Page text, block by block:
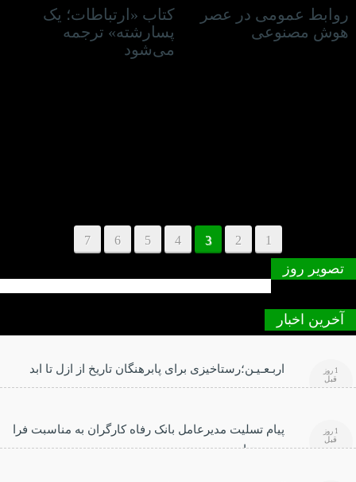
روابط عمومی در عصر
هوش مصنوعی
کتاب «ارتباطات؛ یک
پسارشته» ترجمه
می‌شود
1
2
3
4
5
6
7
تصویر روز
آخرین اخبار
اربـعـیـن؛رستاخیزی برای پابرهنگان تاریخ از ازل تا ابد 1 روز
قبل
پیام تسلیت مدیرعامل بانک رفاه کارگران به مناسبت فرا
رسیدن اربعین حسینی
1 روز
قبل